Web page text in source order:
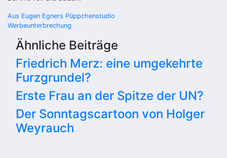
Beitragsnavigation
Aus Eugen Egners Püppchenstudio
Werbeunterbrechung
Ähnliche Beiträge
Friedrich Merz: eine umgekehrte
Furzgrundel?
Erste Frau an der Spitze der UN?
Der Sonntagscartoon von Holger
Weyrauch